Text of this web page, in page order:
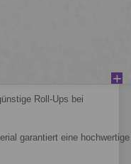
Roll-Ups bei
garantiert eine hochwertige